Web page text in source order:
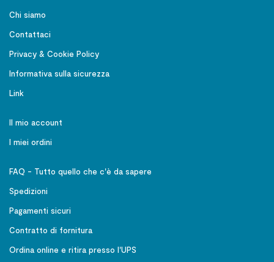
Chi siamo
Contattaci
Privacy & Cookie Policy
Informativa sulla sicurezza
Link
Il mio account
I miei ordini
FAQ - Tutto quello che c'è da sapere
Spedizioni
Pagamenti sicuri
Contratto di fornitura
Ordina online e ritira presso l'UPS